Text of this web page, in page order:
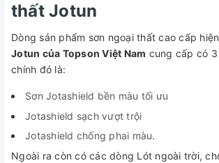
thất Jotun
Dòng sản phẩm sơn ngoại thất cao cấp
Jotun của Topson Việt Nam cung cấp có
chính đó là:
Sơn Jotashield bền màu tối ưu
Jotashield sạch vượt trội
Jotashield chống phai màu.
Ngoài ra còn có các dòng Lót ngoài trời,